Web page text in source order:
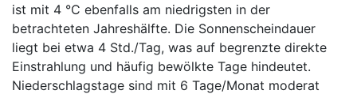
ist mit 4 °C ebenfalls am niedrigsten in der
betrachteten Jahreshälfte. Die Sonnenscheindauer
liegt bei etwa 4 Std./Tag, was auf begrenzte direkte
Einstrahlung und häufig bewölkte Tage hindeutet.
Niederschlagstage sind mit 6 Tage/Monat moderat